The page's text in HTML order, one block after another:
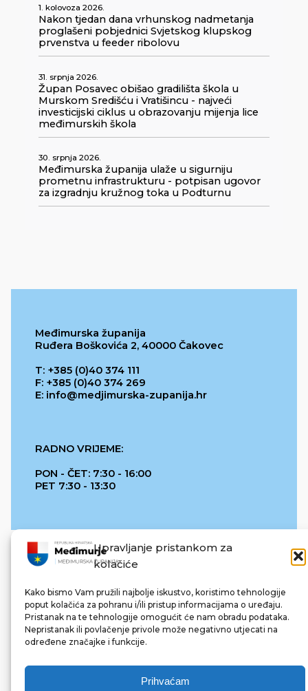
Upravljanje pristankom za
kolačiće
Kako bismo Vam pružili najbolje iskustvo, koristimo tehnologije
poput kolačića za pohranu i/ili pristup informacijama o uređaju.
Pristanak na te tehnologije omogućit će nam obradu podataka.
Nepristanak ili povlačenje privole može negativno utjecati na
određene značajke i funkcije.
Prihvaćam
1. kolovoza 2026.
Nakon tjedan dana vrhunskog nadmetanja
proglašeni pobjednici Svjetskog klupskog
prvenstva u feeder ribolovu
31. srpnja 2026.
Župan Posavec obišao gradilišta škola u
Murskom Središću i Vratišincu - najveći
investicijski ciklus u obrazovanju mijenja lice
međimurskih škola
30. srpnja 2026.
Međimurska županija ulaže u sigurniju
prometnu infrastrukturu - potpisan ugovor
za izgradnju kružnog toka u Podturnu
Međimurska županija
Ruđera Boškovića 2, 40000 Čakovec
T: +385 (0)40 374 111
F: +385 (0)40 374 269
E: info@medjimurska-zupanija.hr
RADNO VRIJEME:
PON - ČET: 7:30 - 16:00
PET 7:30 - 13:30
REPUBLIKA HRVATSKA